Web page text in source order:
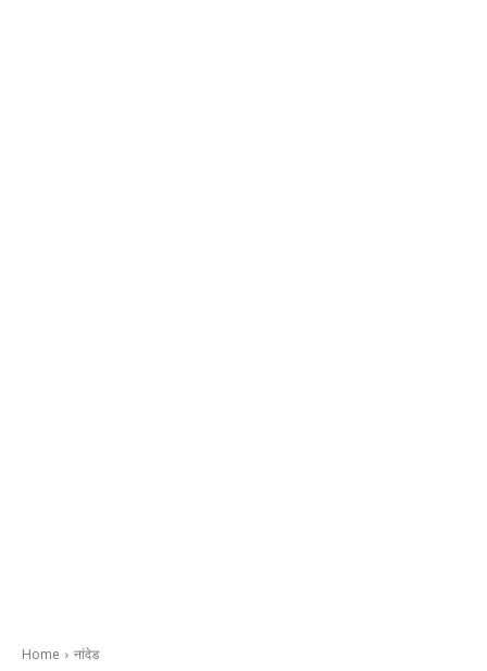
Home नांदेड